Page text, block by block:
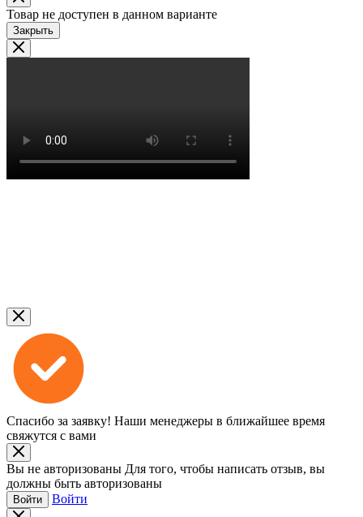
Товар не доступен в данном варианте
Закрыть
Спасибо за заявку! Наши менеджеры в ближайшее время
свяжутся с вами
Вы не авторизованы Для того, чтобы написать отзыв, вы
должны быть авторизованы
Войти Войти